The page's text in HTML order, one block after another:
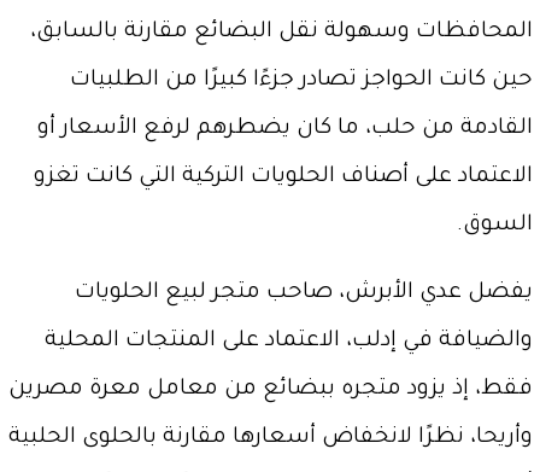
المحافظات وسهولة نقل البضائع مقارنة بالسابق،
حين كانت الحواجز تصادر جزءًا كبيرًا من الطلبيات
القادمة من حلب، ما كان يضطرهم لرفع الأسعار أو
الاعتماد على أصناف الحلويات التركية التي كانت تغزو
السوق.
يفضل عدي الأبرش، صاحب متجر لبيع الحلويات
والضيافة في إدلب، الاعتماد على المنتجات المحلية
فقط، إذ يزود متجره ببضائع من معامل معرة مصرين
وأريحا، نظرًا لانخفاض أسعارها مقارنة بالحلوى الحلبية